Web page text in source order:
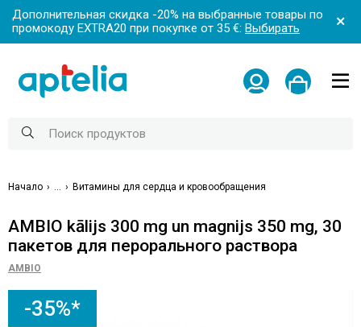
Дополнительная скидка -20% на выбранные товары по
промокоду EXTRA20 при покупке от 35 €: Выбирать
Начало Витамины для сердца и кровообращения
AMBIO kālijs 300 mg un magnijs 350 mg, 30
пакетов для перорального раствора
AMBIO
-35%*